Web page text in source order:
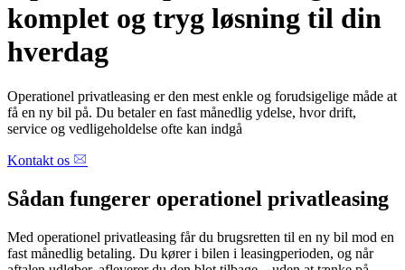
komplet og tryg løsning til din
hverdag
Operationel privatleasing er den mest enkle og forudsigelige måde at
få en ny bil på. Du betaler en fast månedlig ydelse, hvor drift,
service og vedligeholdelse ofte kan indgå
Kontakt os
Sådan fungerer operationel privatleasing
Med operationel privatleasing får du brugsretten til en ny bil mod en
fast månedlig betaling. Du kører i bilen i leasingperioden, og når